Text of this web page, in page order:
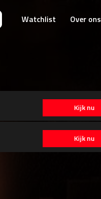
Watchlist Over ons
Kijk nu
Kijk nu